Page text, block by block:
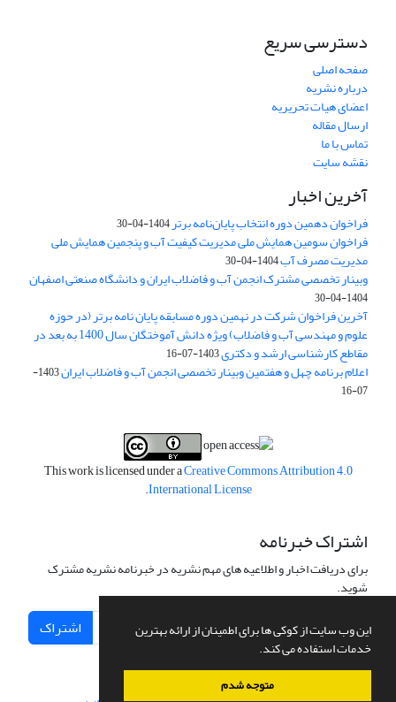
این وب سایت از کوکی ها برای اطمینان از ارائه بهترین
خدمات استفاده می کند.
متوجه شدم
دسترسی سریع
صفحه اصلی
درباره نشریه
اعضای هیات تحریریه
ارسال مقاله
تماس با ما
نقشه سایت
آخرین اخبار
فراخوان دهمین دوره انتخاب پایان‌نامه برتر1404-04-30
فراخوان سومین همایش ملی مدیریت کیفیت آب و پنجمین همایش ملی
مدیریت مصرف آب1404-04-30
وبینار تخصصی مشترک انجمن آب و فاضلاب ایران و دانشگاه صنعتی اصفهان
1404-04-30
آخرین فراخوان شرکت در نهمین دوره مسابقه پایان نامه برتر (در حوزه
علوم و مهندسی آب و فاضلاب) ویژه دانش آموختگان سال 1400 به بعد در
مقاطع کارشناسی ارشد و دکتری1403-07-16
اعلام برنامه چهل و هفتمین وبینار تخصصی انجمن آب و فاضلاب ایران
1403-
07-16
This work is licensed under aCreative Commons Attribution 4.0
International License
.
اشتراک خبرنامه
برای دریافت اخبار و اطلاعیه های مهم نشریه در خبرنامه نشریه مشترک
شوید.
اشتراک